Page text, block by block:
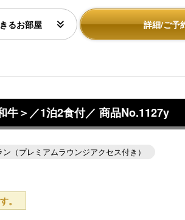
詳細/ご予
るお部屋
＞／1泊2食付／ 商品No.1127y
（プレミアムラウンジアクセス付き）
。